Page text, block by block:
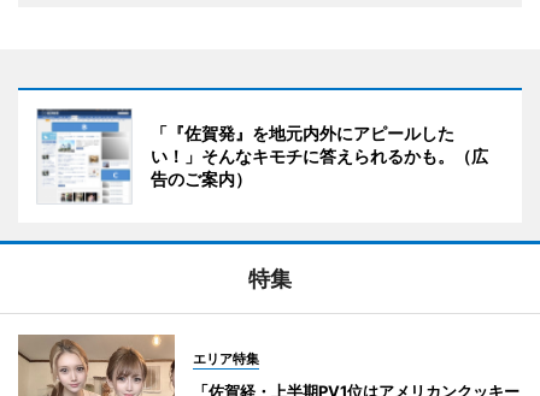
「『佐賀発』を地元内外にアピールした
い！」そんなキモチに答えられるかも。（広
告のご案内）
特集
エリア特集
「佐賀経・上半期PV1位はアメリカンクッキー